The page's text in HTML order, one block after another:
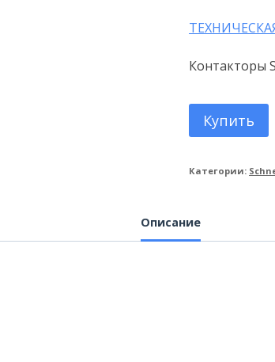
Контакторы
Купить
Категории:
Описание